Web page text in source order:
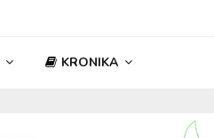
KRONIKA